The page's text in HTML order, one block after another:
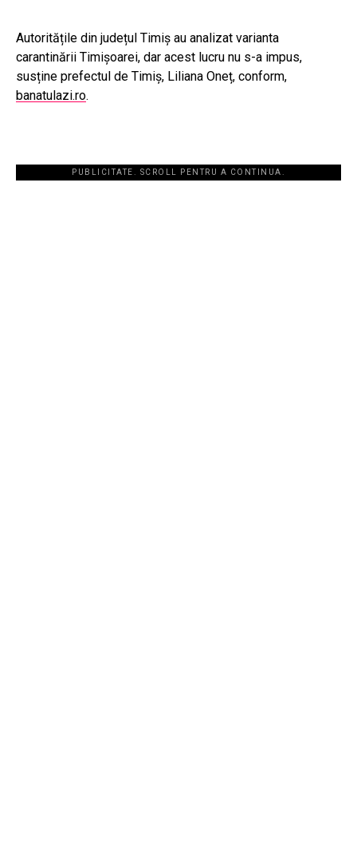
Autoritățile din județul Timiș au analizat varianta
carantinării Timișoarei, dar acest lucru nu s-a impus,
susține prefectul de Timiș, Liliana Oneț, conform,
banatulazi.ro.
PUBLICITATE. SCROLL PENTRU A CONTINUA.